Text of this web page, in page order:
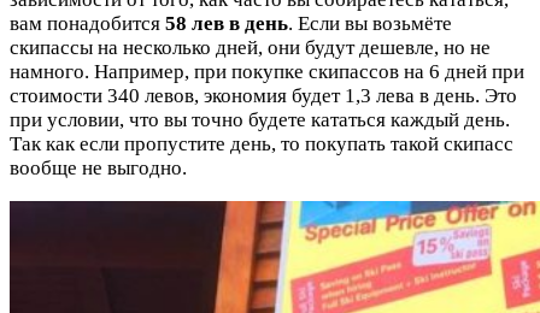
вам понадобится 58 лев в день. Если вы возьмёте
скипассы на несколько дней, они будут дешевле, но не
намного. Например, при покупке скипассов на 6 дней при
стоимости 340 левов, экономия будет 1,3 лева в день. Это
при условии, что вы точно будете кататься каждый день.
Так как если пропустите день, то покупать такой скипасс
вообще не выгодно.